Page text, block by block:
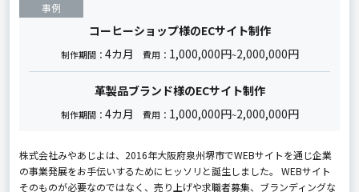
事例
コーヒーショップ様のECサイト制作
制作期間： 4カ月 費用： 1,000,000円~2,000,000円
革製品ブランド様のECサイト制作
制作期間： 4カ月 費用： 1,000,000円~2,000,000円
株式会社みやあじよは、2016年大阪府泉州堺市でWEBサイトを通じ企業
の事業発展をお手伝いするためにヒッソリと誕生しました。 WEBサイト
そのものが必要なのではなく、売り上げや求職者募集、ブランディングな